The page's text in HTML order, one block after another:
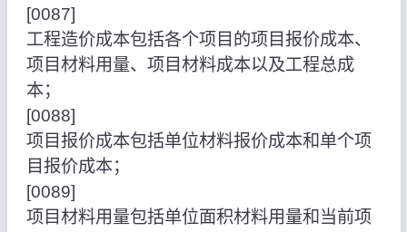
[0087]
工程造价成本包括各个项目的项目报价成本、
项目材料用量、项目材料成本以及工程总成
本；
[0088]
项目报价成本包括单位材料报价成本和单个项
目报价成本；
[0089]
项目材料用量包括单位面积材料用量和当前项